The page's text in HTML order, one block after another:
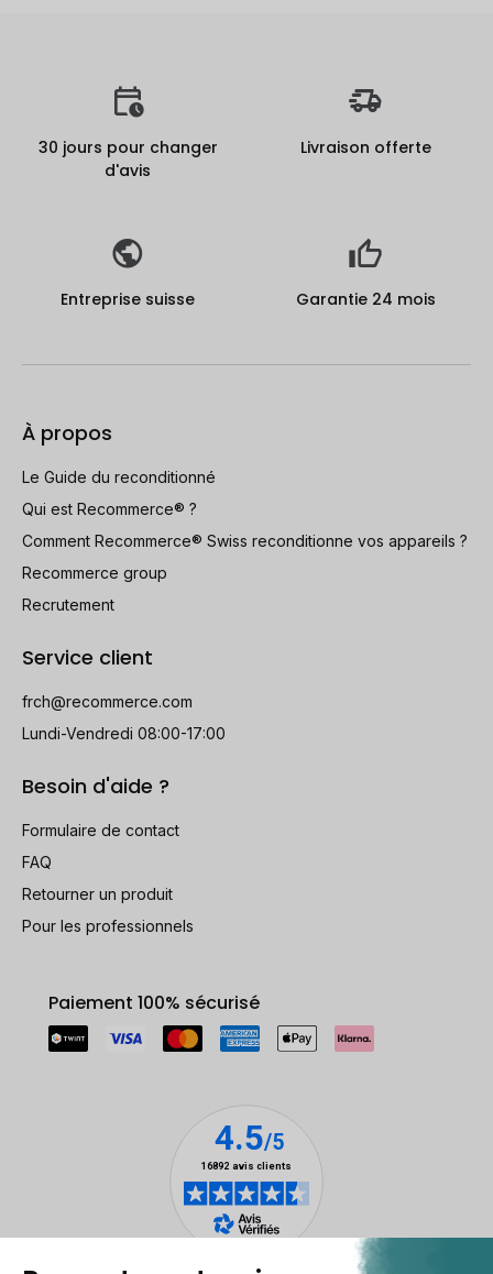
30 jours pour changer
d'avis
Livraison offerte
Entreprise suisse Garantie 24 mois
À propos
Le Guide du reconditionné
Qui est Recommerce® ?
Comment Recommerce® Swiss reconditionne vos appareils ?
Recommerce group
Recrutement
Service client
frch@recommerce.com
Lundi-Vendredi 08:00-17:00
Besoin d'aide ?
Formulaire de contact
FAQ
Retourner un produit
Pour les professionnels
Paiement 100% sécurisé